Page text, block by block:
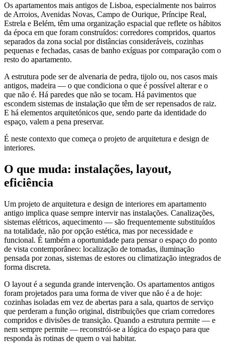
Os apartamentos mais antigos de Lisboa, especialmente nos bairros
de Arroios, Avenidas Novas, Campo de Ourique, Príncipe Real,
Estrela e Belém, têm uma organização espacial que reflete os hábitos
da época em que foram construídos: corredores compridos, quartos
separados da zona social por distâncias consideráveis, cozinhas
pequenas e fechadas, casas de banho exíguas por comparação com o
resto do apartamento.
A estrutura pode ser de alvenaria de pedra, tijolo ou, nos casos mais
antigos, madeira — o que condiciona o que é possível alterar e o
que não é. Há paredes que não se tocam. Há pavimentos que
escondem sistemas de instalação que têm de ser repensados de raiz.
E há elementos arquitetónicos que, sendo parte da identidade do
espaço, valem a pena preservar.
É neste contexto que começa o projeto de arquitetura e design de
interiores.
O que muda: instalações, layout,
eficiência
Um projeto de arquitetura e design de interiores em apartamento
antigo implica quase sempre intervir nas instalações. Canalizações,
sistemas elétricos, aquecimento — são frequentemente substituídos
na totalidade, não por opção estética, mas por necessidade e
funcional. É também a oportunidade para pensar o espaço do ponto
de vista contemporâneo: localização de tomadas, iluminação
pensada por zonas, sistemas de estores ou climatização integrados de
forma discreta.
O layout é a segunda grande intervenção. Os apartamentos antigos
foram projetados para uma forma de viver que não é a de hoje:
cozinhas isoladas em vez de abertas para a sala, quartos de serviço
que perderam a função original, distribuições que criam corredores
compridos e divisões de transição. Quando a estrutura permite — e
nem sempre permite — reconstrói-se a lógica do espaço para que
responda às rotinas de quem o vai habitar.